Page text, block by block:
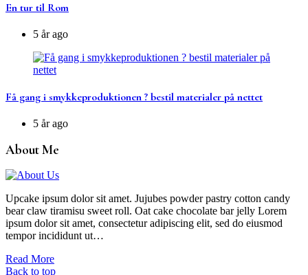
En tur til Rom
5 år ago
Få gang i smykkeproduktionen ? bestil materialer på nettet
5 år ago
About Me
Upcake ipsum dolor sit amet. Jujubes powder pastry cotton candy
bear claw tiramisu sweet roll. Oat cake chocolate bar jelly Lorem
ipsum dolor sit amet, consectetur adipiscing elit, sed do eiusmod
tempor incididunt ut…
Read More
Back to top